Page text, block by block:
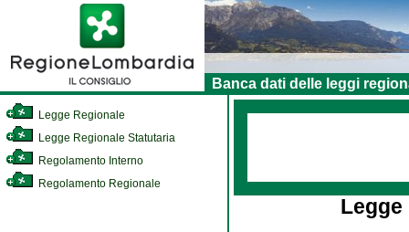
Banca dati delle leggi
Legge Regionale
Legge Regionale Statutaria
Regolamento Interno
Regolamento Regionale